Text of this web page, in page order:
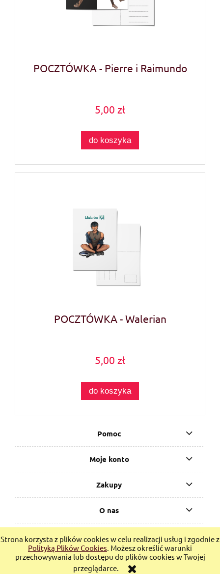
Strona korzysta z plików cookies w celu realizacji usług i zgodnie z
Polityką Plików Cookies. Możesz określić warunki
przechowywania lub dostępu do plików cookies w Twojej
przeglądarce.
POCZTÓWKA - Pierre i Raimundo
5,00 zł
do koszyka
POCZTÓWKA - Walerian
5,00 zł
do koszyka
Pomoc
Moje konto
Zakupy
O nas
LGBTQ+
pokaż pełną wersję strony